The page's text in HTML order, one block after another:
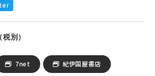
別）
7net 紀伊国屋書店